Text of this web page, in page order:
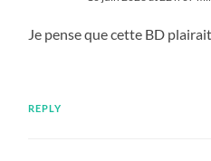
Je pense que cette BD
REPLY